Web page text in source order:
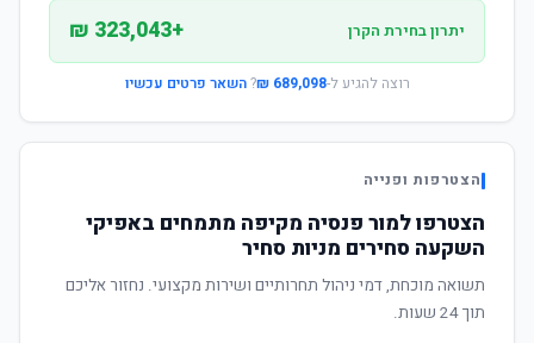
יתרון בחירת הקרן +323,043 ₪
רוצה להגיע ל-689,098 ₪
?השאר פרטים עכשיו
הצטרפות ופנייה
הצטרפו למור פנסיה מקיפה מתמחים באפיקי
השקעה סחירים מניות סחיר
תשואה מוכחת, דמי ניהול תחרותיים ושירות מקצועי. נחזור אליכם
תוך 24 שעות.